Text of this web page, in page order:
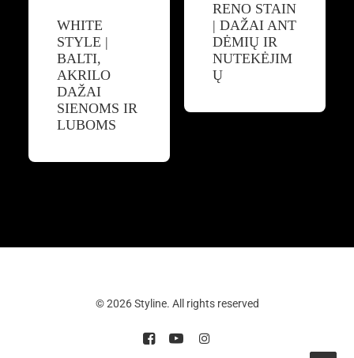
RENO STAIN
| DAŽAI ANT
DĖMIŲ IR
NUTEKĖJIM
Ų
WHITE
STYLE |
BALTI,
AKRILO
DAŽAI
SIENOMS IR
LUBOMS
© 2026 Styline. All rights reserved